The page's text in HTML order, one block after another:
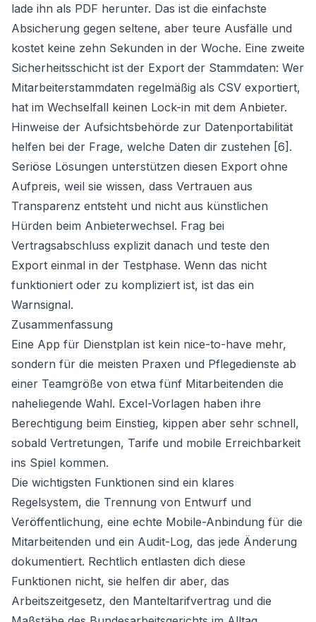
lade ihn als PDF herunter. Das ist die einfachste
Absicherung gegen seltene, aber teure Ausfälle und
kostet keine zehn Sekunden in der Woche. Eine zweite
Sicherheitsschicht ist der Export der Stammdaten: Wer
Mitarbeiterstammdaten regelmäßig als CSV exportiert,
hat im Wechselfall keinen Lock-in mit dem Anbieter.
Hinweise der Aufsichtsbehörde zur Datenportabilität
helfen bei der Frage, welche Daten dir zustehen [6].
Seriöse Lösungen unterstützen diesen Export ohne
Aufpreis, weil sie wissen, dass Vertrauen aus
Transparenz entsteht und nicht aus künstlichen
Hürden beim Anbieterwechsel. Frag bei
Vertragsabschluss explizit danach und teste den
Export einmal in der Testphase. Wenn das nicht
funktioniert oder zu kompliziert ist, ist das ein
Warnsignal.
Zusammenfassung
Eine App für Dienstplan ist kein nice-to-have mehr,
sondern für die meisten Praxen und Pflegedienste ab
einer Teamgröße von etwa fünf Mitarbeitenden die
naheliegende Wahl. Excel-Vorlagen haben ihre
Berechtigung beim Einstieg, kippen aber sehr schnell,
sobald Vertretungen, Tarife und mobile Erreichbarkeit
ins Spiel kommen.
Die wichtigsten Funktionen sind ein klares
Regelsystem, die Trennung von Entwurf und
Veröffentlichung, eine echte Mobile-Anbindung für die
Mitarbeitenden und ein Audit-Log, das jede Änderung
dokumentiert. Rechtlich entlasten dich diese
Funktionen nicht, sie helfen dir aber, das
Arbeitszeitgesetz, den Manteltarifvertrag und die